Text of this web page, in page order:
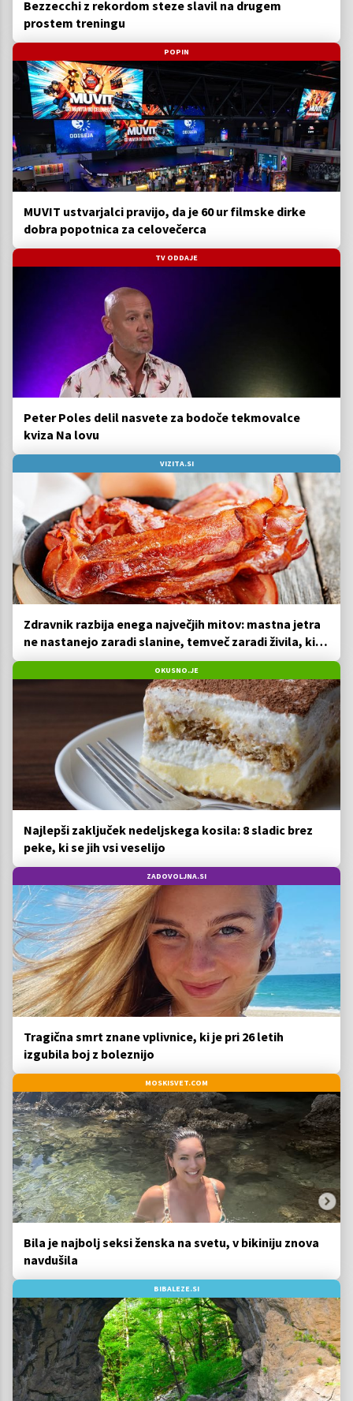
Bezzecchi z rekordom steze slavil na drugem
prostem treningu
POPIN
MUVIT ustvarjalci pravijo, da je 60 ur filmske dirke
dobra popotnica za celovečerca
TV ODDAJE
Peter Poles delil nasvete za bodoče tekmovalce
kviza Na lovu
VIZITA.SI
Zdravnik razbija enega največjih mitov: mastna jetra
ne nastanejo zaradi slanine, temveč zaradi živila, ki
ga imamo vsi radi
OKUSNO.JE
Najlepši zaključek nedeljskega kosila: 8 sladic brez
peke, ki se jih vsi veselijo
ZADOVOLJNA.SI
Tragična smrt znane vplivnice, ki je pri 26 letih
izgubila boj z boleznijo
MOSKISVET.COM
Bila je najbolj seksi ženska na svetu, v bikiniju znova
navdušila
BIBALEZE.SI